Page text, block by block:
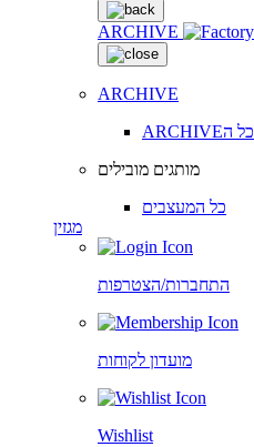
ARCHIVE
ARCHIVE
ARCHIVEכל ה
מותגים מובילים
כל המעצבים
מגזין
התחברות/הצטרפות
מועדון לקוחות
Wishlist